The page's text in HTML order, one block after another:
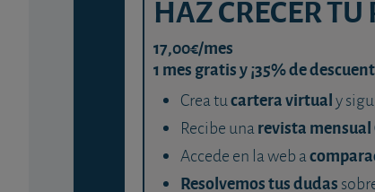
HAZ CRECER
17,00€/mes
1 mes gratis y ¡35% de
Crea tucartera virtualy
Recibe unarevista mensual
Accede en la web a
Resolvemos tus dudas